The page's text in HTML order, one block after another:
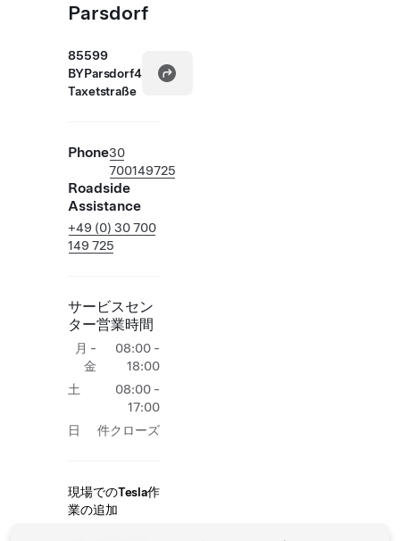
Parsdorf
85599
BYParsdorf4
Taxetstraße
Phone30
700149725
Roadside
Assistance
+49 (0) 30 700
149 725
サービスセン
ター営業時間
月 -
金
08:00 -
18:00
土
08:00 -
17:00
日
件クローズ
現場でのTesla作
業の追加